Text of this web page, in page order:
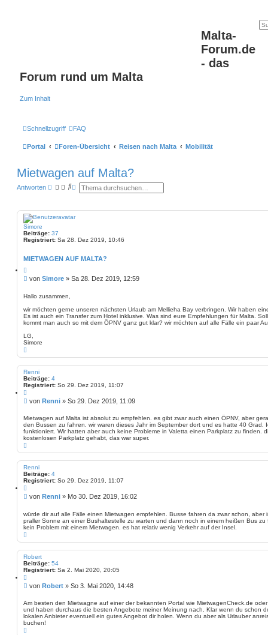
Malta-
Forum.de
- das
Forum rund um Malta
Zum Inhalt
Schnellzugriff FAQ
Portal Foren-Übersicht Reisen nach Malta Mobilität
Mietwagen auf Malta?
Antworten
S E
S
h
Simore
Beiträge: 37
Registriert: Sa 28. Dez 2019, 10:46
MIETWAGEN AUF MALTA?
i
t
e
e
n
B
i
r
a
von Simore » Sa 28. Dez 2019, 12:59
Hallo zusammen,
wir möchten gerne unseren nächsten Urlaub am Mellieha Bay verbringen. Wir haben
Es ist auch ein Transfer zum Hotel inklusive. Was sind eure Empfehlungen für Malta.
kommt man auch so mit dem ÖPNV ganz gut klar? wir möchten auf alle Fälle ein paar
LG,
Simore
o
b
e
Renni
Beiträge: 4
Registriert: So 29. Dez 2019, 11:07
i
t
e
r
e
n
B
i
t
r
a
von Renni » So 29. Dez 2019, 11:09
Mietwagen auf Malta ist absolut zu empfehlen. es gibt zwar auch einen ÖPNV, aber
den Bussen zu fahren. wir waren dieses Jahr im September dort und es hatte 40 Grad.
funktioniert. Wir hatten aber auch keine Probleme in Valetta einen Parkplatz zu finden.
kostenlosen Parkplatz gehabt, das war super.
o
b
e
Renni
Beiträge: 4
Registriert: So 29. Dez 2019, 11:07
i
t
e
r
e
B
i
t
r
von Renni » Mo 30. Dez 2019, 16:02
würde dir auf alle Fälle einen Mietwagen empfehlen. Busse fahren da zwar schon, aber
praller Sonne an einer Bushaltestelle zu warten und dann noch in einem heißen Bus
kein Problem mit einem Mietwagen. es hat relativ wenig Verkehr auf der Insel.
o
b
e
Robert
Beiträge: 54
Registriert: Sa 2. Mai 2020, 20:05
i
t
e
r
e
n
B
i
t
r
a
von Robert » So 3. Mai 2020, 14:48
Am besten den Mietwagne auf einer der bekannten Portal wie MietwagenCheck.de
und haben durchaus die besten Angebote meiner Meinung nach. Klar wenn du schon
lokalen Anbieter eventuell ein gutes Angebot dir holen. Wenn du aber als Urlauber
buchen!